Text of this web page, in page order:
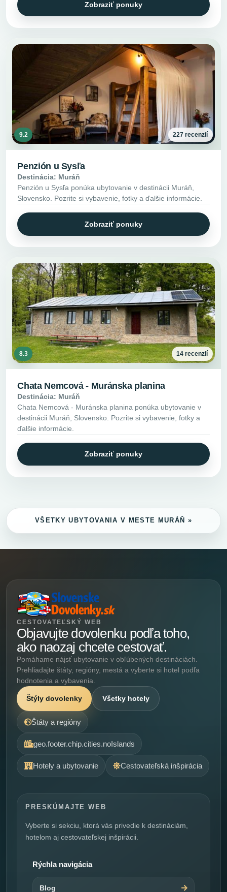
Zobraziť ponuky
9.2 227 recenzií
Penzión u Sysľa
Destinácia: Muráň
Penzión u Sysľa ponúka ubytovanie v destinácii Muráň,
Slovensko. Pozrite si vybavenie, fotky a ďalšie informácie.
Zobraziť ponuky
8.3 14 recenzií
Chata Nemcová - Muránska planina
Destinácia: Muráň
Chata Nemcová - Muránska planina ponúka ubytovanie v
destinácii Muráň, Slovensko. Pozrite si vybavenie, fotky a
ďalšie informácie.
Zobraziť ponuky
VŠETKY UBYTOVANIA V MESTE MURÁŇ »
CESTOVATEĽSKÝ WEB
Objavujte dovolenku podľa toho,
ako naozaj chcete cestovať.
Pomáhame nájsť ubytovanie v obľúbených destináciách.
Prehliadajte štáty, regióny, mestá a vyberte si hotel podľa
hodnotenia a vybavenia.
Štýly dovolenky Všetky hotely
Štáty a regióny
geo.footer.chip.cities.noIslands
Hotely a ubytovanie Cestovateľská inšpirácia
PRESKÚMAJTE WEB
Vyberte si sekciu, ktorá vás privedie k destináciám,
hotelom aj cestovateľskej inšpirácii.
Rýchla navigácia
Blog